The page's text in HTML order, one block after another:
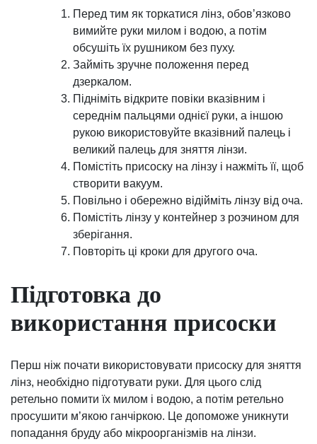
Перед тим як торкатися лінз, обов’язково
вимийте руки милом і водою, а потім
обсушіть їх рушником без пуху.
Займіть зручне положення перед
дзеркалом.
Підніміть відкрите повіки вказівним і
середнім пальцями однієї руки, а іншою
рукою використовуйте вказівний палець і
великий палець для зняття лінзи.
Помістіть присоску на лінзу і нажміть її, щоб
створити вакуум.
Повільно і обережно відійміть лінзу від оча.
Помістіть лінзу у контейнер з розчином для
зберігання.
Повторіть ці кроки для другого оча.
Підготовка до
використання присоски
Перш ніж почати використовувати присоску для зняття
лінз, необхідно підготувати руки. Для цього слід
ретельно помити їх милом і водою, а потім ретельно
просушити м’якою ганчіркою. Це допоможе уникнути
попадання бруду або мікроорганізмів на лінзи.